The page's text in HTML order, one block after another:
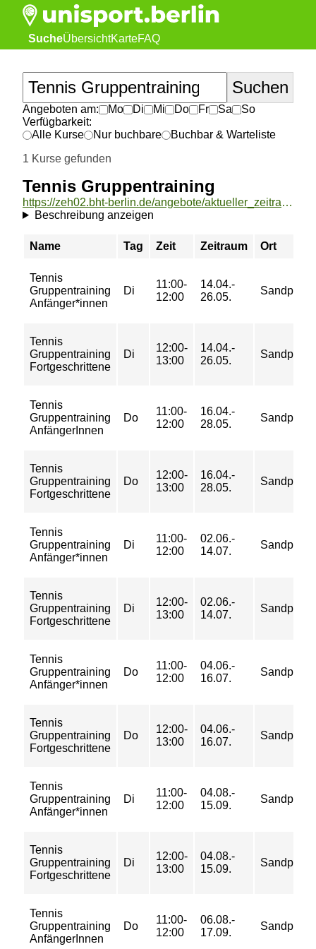
SucheÜbersichtKarteFAQ
Angeboten am: Mo Di Mi Do Fr Sa
So
Verfügbarkeit:
Alle Kurse
Nur buchbare
Buchbar & Warteliste
1 Kurse gefunden
Tennis Gruppentraining
https://zeh02.bht-berlin.de/angebote/aktueller_zeitraum/_Tennis_Gruppentraining.html
Beschreibung anzeigen
Name Tag Zeit Zeitraum Ort
Tennis
Gruppentraining
Anfänger*innen
Di
11:00-
12:00
14.04.-
26.05.
Tennis
Gruppentraining
Fortgeschrittene
Di
12:00-
13:00
14.04.-
26.05.
Tennis
Gruppentraining
AnfängerInnen
Do
11:00-
12:00
16.04.-
28.05.
Tennis
Gruppentraining
Fortgeschrittene
Do
12:00-
13:00
16.04.-
28.05.
Tennis
Gruppentraining
Anfänger*innen
Di
11:00-
12:00
02.06.-
14.07.
Tennis
Gruppentraining
Fortgeschrittene
Di
12:00-
13:00
02.06.-
14.07.
Tennis
Gruppentraining
Anfänger*innen
Do
11:00-
12:00
04.06.-
16.07.
Tennis
Gruppentraining
Fortgeschrittene
Do
12:00-
13:00
04.06.-
16.07.
Tennis
Gruppentraining
Anfänger*innen
Di
11:00-
12:00
04.08.-
15.09.
Tennis
Gruppentraining
Fortgeschrittene
Di
12:00-
13:00
04.08.-
15.09.
Tennis
Gruppentraining
AnfängerInnen
Do
11:00-
12:00
06.08.-
17.09.